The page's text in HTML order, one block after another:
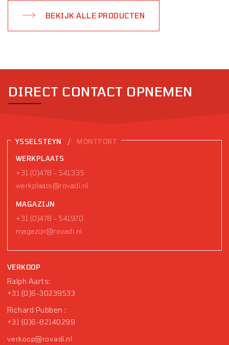
BEKIJK ALLE PRODUCTEN
DIRECT CONTACT OPNEMEN
YSSELSTEYN / MONTFORT
WERKPLAATS
+31 (0)478 - 541335
werkplaats@rovadi.nl
MAGAZIJN
+31 (0)478 - 541970
magazijn@rovadi.nl
VERKOOP
Ralph Aarts:
+31 (0)6-30239533
Richard Pubben :
+31 (0)6-82140299
verkoop@rovadi.nl